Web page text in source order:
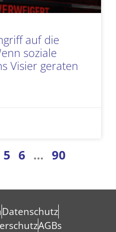
auf die
soziale
Visier geraten
5 6 … 90
Datenschutz
AGBs